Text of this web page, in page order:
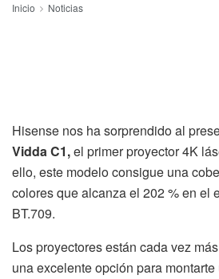
Inicio Noticias
Hisense nos ha sorprendido al
Vidda C1,el primer proyector 4K
ello, este modelo consigue una
colores que alcanza el 202 % en el
BT.709.
Los proyectores están cada vez
una excelente opción para